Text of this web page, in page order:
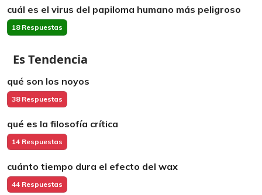
cuál es el virus del papiloma humano más peligroso
18 Respuestas
Es Tendencia
qué son los noyos
38 Respuestas
qué es la filosofía crítica
14 Respuestas
cuánto tiempo dura el efecto del wax
44 Respuestas